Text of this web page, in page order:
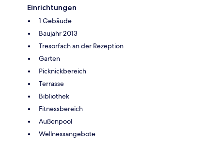
Einrichtungen
1 Gebäude
Baujahr 2013
Tresorfach an der Rezeption
Garten
Picknickbereich
Terrasse
Bibliothek
Fitnessbereich
Außenpool
Wellnessangebote